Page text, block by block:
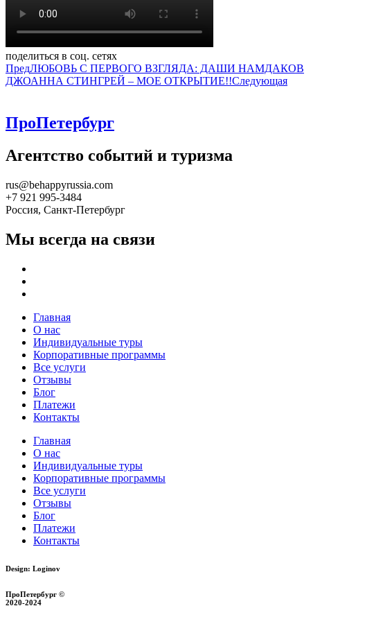
поделиться в соц. сетях
ПредЛЮБОВЬ С ПЕРВОГО ВЗГЛЯДА: ДАШИ НАМДАКОВ
ДЖОАННА СТИНГРЕЙ – МОЕ ОТКРЫТИЕ!!Следующая
ПроПетербург
Агентство событий и туризма
rus@behappyrussia.com
+7 921 995-3484
Россия, Санкт-Петербург
Мы всегда на связи
Главная
О нас
Индивидуальные туры
Корпоративные программы
Все услуги
Отзывы
Блог
Платежи
Контакты
Главная
О нас
Индивидуальные туры
Корпоративные программы
Все услуги
Отзывы
Блог
Платежи
Контакты
Design: Loginov
ПроПетербург ©
2020-2024